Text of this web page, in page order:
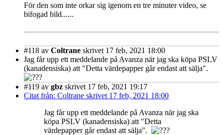
För den som inte orkar sig igenom en tre minuter video, se
bifogad bild......
#118 av Coltrane skrivet 17 feb, 2021 18:00
Jag får upp ett meddelande på Avanza när jag ska köpa PSLV
(kanadensiska) att "Detta värdepapper går endast att sälja".
#119 av gbz skrivet 17 feb, 2021 19:17
Citat från: Coltrane skrivet 17 feb, 2021 18:00
Jag får upp ett meddelande på Avanza när jag ska
köpa PSLV (kanadensiska) att "Detta
värdepapper går endast att sälja".